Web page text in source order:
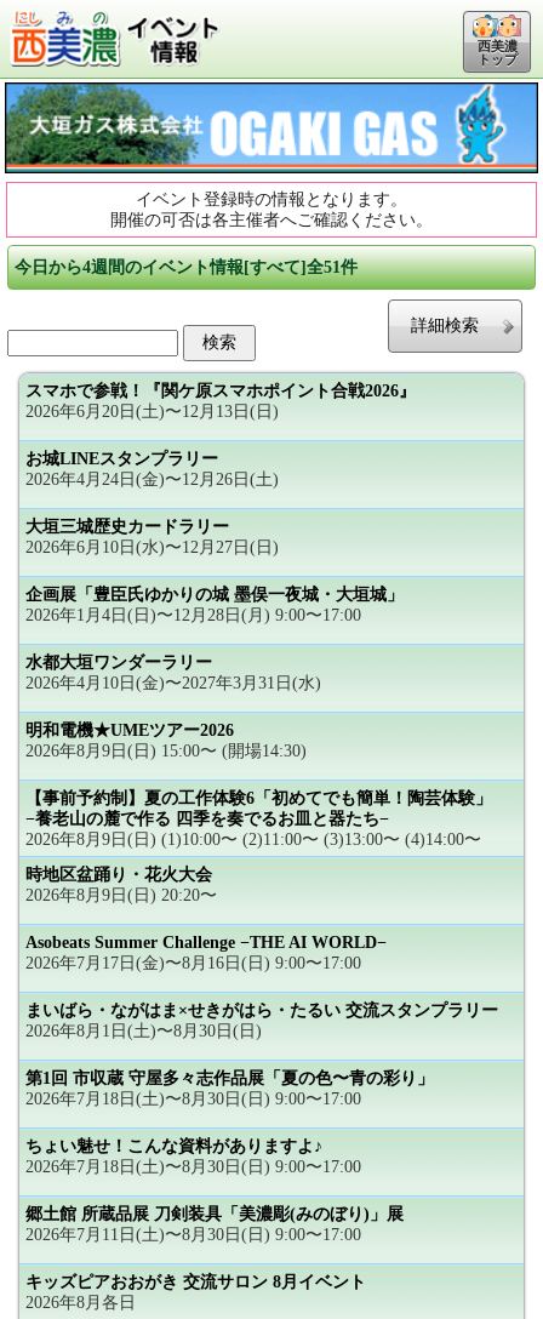
西美濃
トップ
イベント登録時の情報となります。
開催の可否は各主催者へご確認ください。
今日から4週間のイベント情報[すべて]全51件
詳細検索
スマホで参戦！『関ケ原スマホポイント合戦2026』
2026年6月20日(土)〜12月13日(日)
お城LINEスタンプラリー
2026年4月24日(金)〜12月26日(土)
大垣三城歴史カードラリー
2026年6月10日(水)〜12月27日(日)
企画展「豊臣氏ゆかりの城 墨俣一夜城・大垣城」
2026年1月4日(日)〜12月28日(月) 9:00〜17:00
水都大垣ワンダーラリー
2026年4月10日(金)〜2027年3月31日(水)
明和電機★UMEツアー2026
2026年8月9日(日) 15:00〜 (開場14:30)
【事前予約制】夏の工作体験6「初めてでも簡単！陶芸体験」
−養老山の麓で作る 四季を奏でるお皿と器たち−
2026年8月9日(日) (1)10:00〜 (2)11:00〜 (3)13:00〜 (4)14:00〜
時地区盆踊り・花火大会
2026年8月9日(日) 20:20〜
Asobeats Summer Challenge −THE AI WORLD−
2026年7月17日(金)〜8月16日(日) 9:00〜17:00
まいばら・ながはま×せきがはら・たるい 交流スタンプラリー
2026年8月1日(土)〜8月30日(日)
第1回 市収蔵 守屋多々志作品展「夏の色〜青の彩り」
2026年7月18日(土)〜8月30日(日) 9:00〜17:00
ちょい魅せ！こんな資料がありますよ♪
2026年7月18日(土)〜8月30日(日) 9:00〜17:00
郷土館 所蔵品展 刀剣装具「美濃彫(みのぼり)」展
2026年7月11日(土)〜8月30日(日) 9:00〜17:00
キッズピアおおがき 交流サロン 8月イベント
2026年8月各日